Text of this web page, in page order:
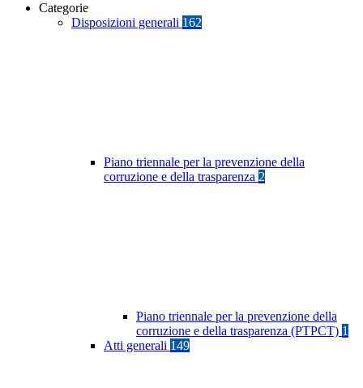
Categorie
Disposizioni generali 162
Piano triennale per la prevenzione della
corruzione e della trasparenza 2
Piano triennale per la prevenzione della
corruzione e della trasparenza (PTPCT) 1
Atti generali 149